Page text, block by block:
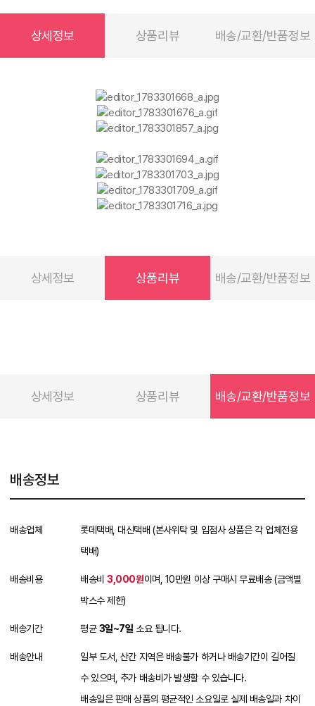
상세정보 상품리뷰 배송/교환/반품정보
상세정보 상품리뷰 배송/교환/반품정보
상세정보 상품리뷰 배송/교환/반품정보
배송정보
배송업체
롯데택배, 대신택배 (본사위탁 및 입점사 상품은 각 업체전용
택배)
배송비용 배송비3,000원이며, 10만원 이상 구매시 무료배송 (금액별
박스수 제한)
배송기간 평균3일~7일 소요 됩니다.
배송안내
일부 도서, 산간 지역은 배송불가 하거나 배송기간이 길어질
수 있으며, 추가 배송비가 발생할 수 있습니다.
배송일은 판매 상품의 평균적인 소요일로 실제 배송일과 차이